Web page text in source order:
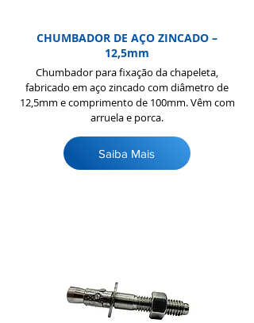
CHUMBADOR DE AÇO ZINCADO –
12,5mm
Chumbador para fixação da chapeleta,
fabricado em aço zincado com diâmetro de
12,5mm e comprimento de 100mm. Vêm com
arruela e porca.
Saiba Mais